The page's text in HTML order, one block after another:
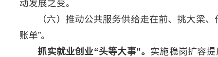
动发展之变。
（六）推动公共服务供给走在前、挑大梁
账单”。
抓实就业创业“头等大事”。 实施稳岗扩容